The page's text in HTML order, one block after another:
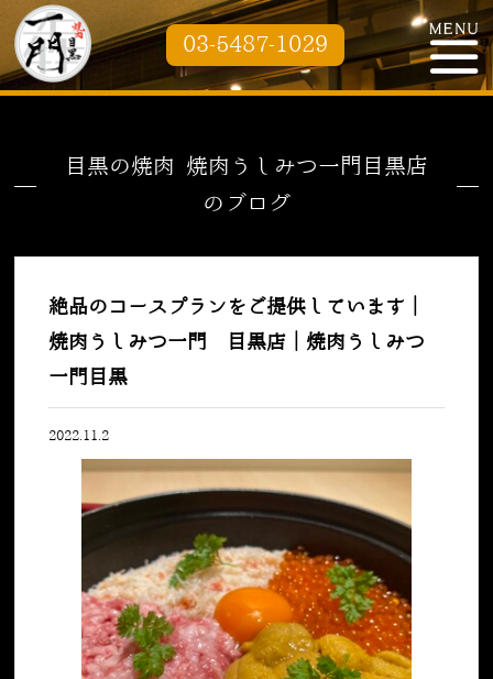
03-5487-1029
目黒の焼肉 焼肉うしみつ一門目黒店
のブログ
絶品のコースプランをご提供しています｜
焼肉うしみつ一門 目黒店｜焼肉うしみつ
一門目黒
2022.11.2